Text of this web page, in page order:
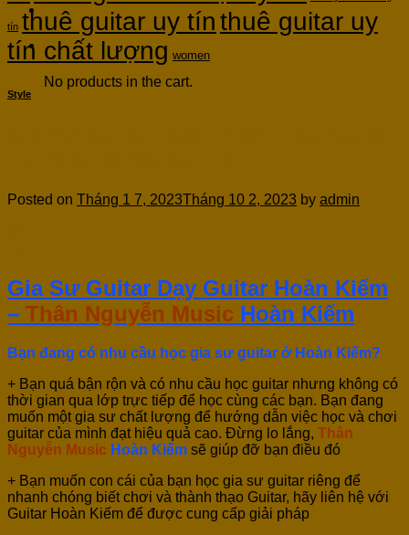
Cart
No products in the cart.
tín thuê guitar uy tínthuê guitar uy
tín chất lượng women
Style
Posted on Tháng 1 7, 2023Tháng 10 2, 2023 by admin
Gia Sư Guitar Dạy Guitar Hoàn Kiếm
– Thân Nguyễn Music Hoàn Kiếm
Bạn đang có nhu cầu học gia sư guitar ở Hoàn Kiếm?
+ Bạn quá bận rộn và có nhu cầu học guitar nhưng không có
thời gian qua lớp trực tiếp để học cùng các bạn. Bạn đang
muốn một gia sư chất lượng để hướng dẫn việc học và chơi
guitar của mình đạt hiệu quả cao. Đừng lo lắng, Thân
Nguyễn Music Hoàn Kiếm sẽ giúp đỡ bạn điều đó
+ Bạn muốn con cái của bạn học gia sư guitar riêng để
nhanh chóng biết chơi và thành thạo Guitar, hãy liên hệ với
Guitar Hoàn Kiếm để được cung cấp giải pháp